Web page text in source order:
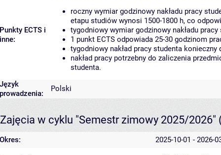
Punkty ECTS i
inne:
roczny wymiar godzinowy nakładu pracy
etapu studiów wynosi 1500-1800 h, co
tygodniowy wymiar godzinowy nakładu
1 punkt ECTS odpowiada 25-30 godzinom
tygodniowy nakład pracy studenta
nakład pracy potrzebny do zaliczenia
studenta.
Język
prowadzenia:
Polski
Zajęcia w cyklu "Semestr zimowy 2025/2026"
Okres: 2025-10-01 - 2026-